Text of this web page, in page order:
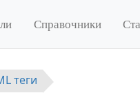
Справочники
теги